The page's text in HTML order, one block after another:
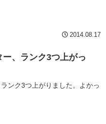
2014.08.17
、ランク3つ上がっ
ンク3つ上がりました。よかっ